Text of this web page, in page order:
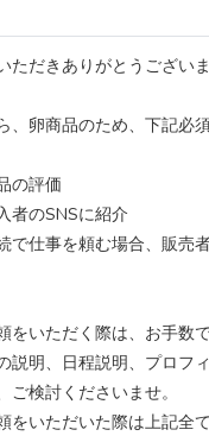
ただきありがとうございま
、卵商品のため、下記必
の評価
者のSNSに紹介
で仕事を頼む場合、販売
をいただく際は、お手数
説明、日程説明、プロフ
ご検討くださいませ。
をいただいた際は上記全